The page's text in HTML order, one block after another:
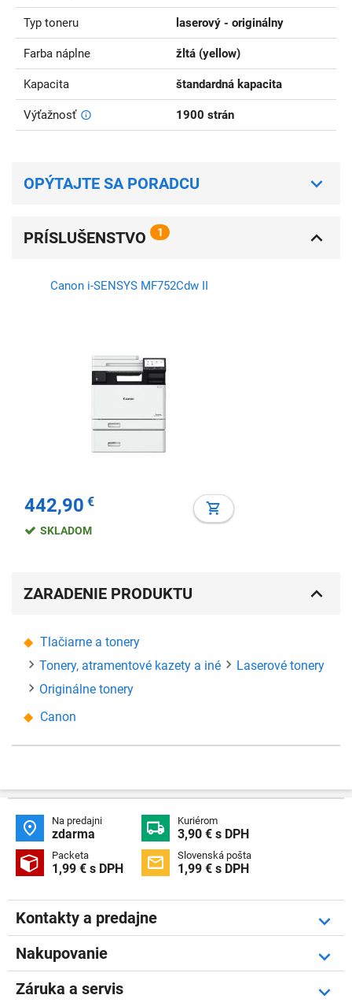
Typ toneru laserový - originálny
Farba náplne žltá (yellow)
Kapacita štandardná kapacita
Výťažnosť 1900 strán
OPÝTAJTE SA PORADCU
PRÍSLUŠENSTVO 1
Canon i-SENSYS MF752Cdw II
442,90 €
SKLADOM
ZARADENIE PRODUKTU
Tlačiarne a tonery
Tonery, atramentové kazety a iné
Laserové tonery
Originálne tonery
Canon
 Na predajni
zdarma  Kuriérom
3,90 € s DPH
 Packeta
1,99 € s DPH  Slovenská pošta
1,99 € s DPH
Kontakty a predajne
Nakupovanie
Záruka a servis